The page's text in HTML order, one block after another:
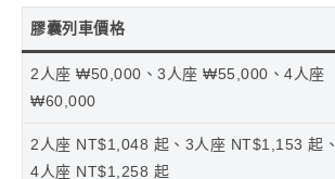
膠囊列車價格
2人座 ₩50,000、3人座 ₩55,000、4人座
₩60,000
2人座 NT$1,048 起、3人座 NT$1,153 起、
4人座 NT$1,258 起